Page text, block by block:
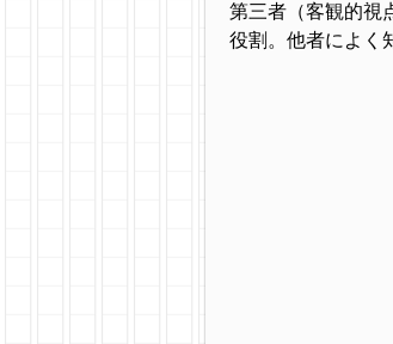
第三者（客観的視
役割。他者によく